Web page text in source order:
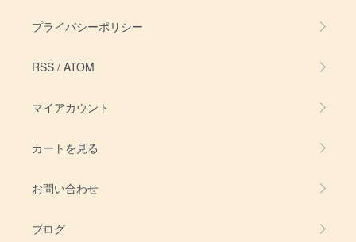
プライバシーポリシー
RSS / ATOM
マイアカウント
カートを見る
お問い合わせ
ブログ